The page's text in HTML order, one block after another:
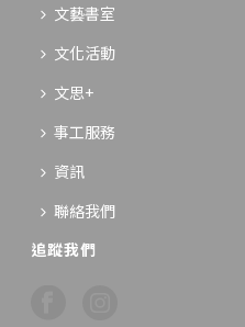
文藝書室
文化活動
文思+
事工服務
資訊
聯絡我們
追蹤我們